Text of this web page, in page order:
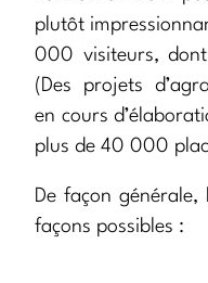
plutôt
000 visiteurs,
(Des projets
en cours
plus de 40 000
De façon
façons possibles :